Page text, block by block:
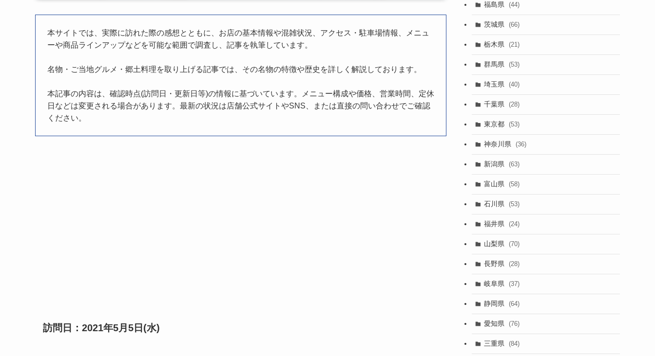
本サイトでは、実際に訪れた際の感想とともに、お店の基本情報や混雑状況、アクセス・駐車場情報、メニュ
ーや商品ラインアップなどを可能な範囲で調査し、記事を執筆しています。
名物・ご当地グルメ・郷土料理を取り上げる記事では、その名物の特徴や歴史を詳しく解説しております。
本記事の内容は、確認時点(訪問日・更新日等)の情報に基づいています。メニュー構成や価格、営業時間、定休
日などは変更される場合があります。最新の状況は店舗公式サイトやSNS、または直接の問い合わせでご確認
ください。
訪問日：2021年5月5日(水)
福島県 (44)
茨城県 (66)
栃木県 (21)
群馬県 (53)
埼玉県 (40)
千葉県 (28)
東京都 (53)
神奈川県 (36)
新潟県 (63)
富山県 (58)
石川県 (53)
福井県 (24)
山梨県 (70)
長野県 (28)
岐阜県 (37)
静岡県 (64)
愛知県 (76)
三重県 (84)